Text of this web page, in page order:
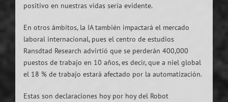
positivo en nuestras vidas sería evidente.
En otros ámbitos, la IA también impactará el mercado
laboral internacional, pues el centro de estudios
Ransdtad Research advirtió que se perderán 400,000
puestos de trabajo en 10 años, es decir, que a niel global
el 18 % de trabajo estará afectado por la automatización.
Estas son declaraciones hoy por hoy del Robot